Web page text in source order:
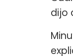
dijo